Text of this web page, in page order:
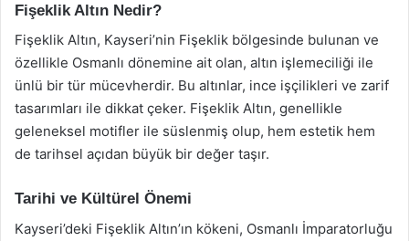
Fişeklik Altın Nedir?
Fişeklik Altın, Kayseri’nin Fişeklik bölgesinde bulunan ve
özellikle Osmanlı dönemine ait olan, altın işlemeciliği ile
ünlü bir tür mücevherdir. Bu altınlar, ince işçilikleri ve zarif
tasarımları ile dikkat çeker. Fişeklik Altın, genellikle
geleneksel motifler ile süslenmiş olup, hem estetik hem
de tarihsel açıdan büyük bir değer taşır.
Tarihi ve Kültürel Önemi
Kayseri’deki Fişeklik Altın’ın kökeni, Osmanlı İmparatorluğu